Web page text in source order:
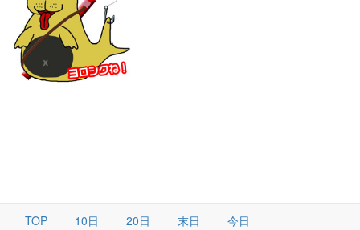
TOP 10日 20日 末日 今日